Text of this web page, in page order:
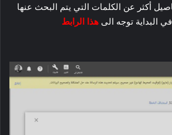
أكثر عن الكلمات التي يتم البحث عنها
البداية توجه الى هذا الرابط